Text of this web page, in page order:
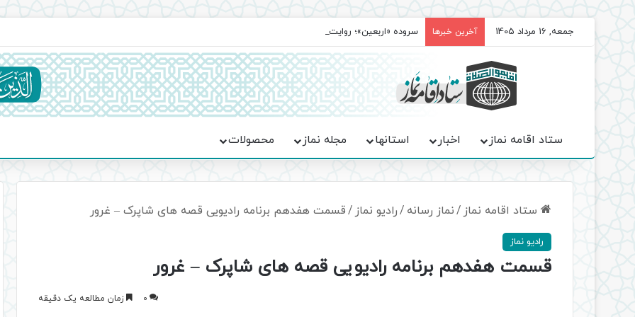
جمعه, 16 مرداد 1405 آخرین خبرها سروده‌ «اربعین»؛ روایت حماسه، استقامت و تمدن‌سازی امت اسلامی
ستاد اقامه نماز اخبار استانها مجله نماز محصولات
ستاد اقامه نماز /نماز رسانه /رادیو نماز /قسمت هفدهم برنامه رادیویی قصه های شاپرک – غرور
رادیو نماز
قسمت هفدهم برنامه رادیویی قصه های شاپرک – غرور
0 زمان مطالعه یک دقیقه